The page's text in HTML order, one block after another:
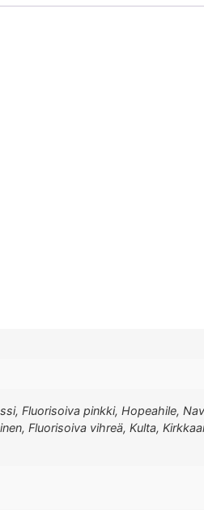
Fluorisoiva pinkki, Hopeahile,
Fluorisoiva vihreä, Kulta,